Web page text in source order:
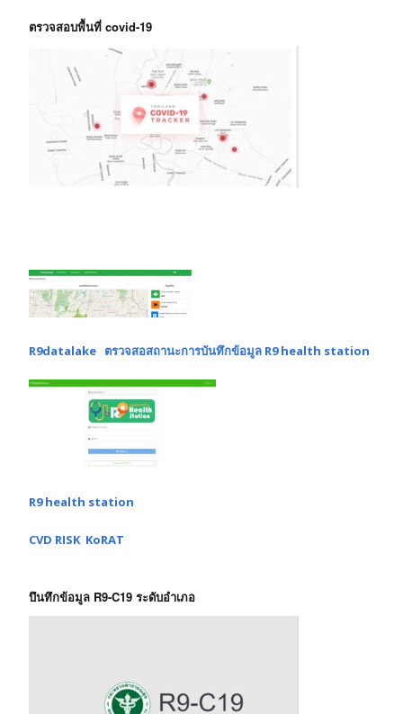
ตรวจสอบพื้นที่ covid-19
R9datalake ตรวจสอสถานะการบันทึกข้อมูล R9 health station
R9 health station
CVD RISK KoRAT
บึนทึกข้อมูล R9-C19 ระดับอำเภอ